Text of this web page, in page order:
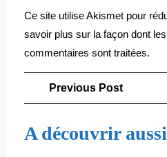
Ce site utilise Akismet pour
savoir plus sur la façon dont
commentaires sont traitées.
Navigation
de
l’article
Previous PostPrevious
A découvrir